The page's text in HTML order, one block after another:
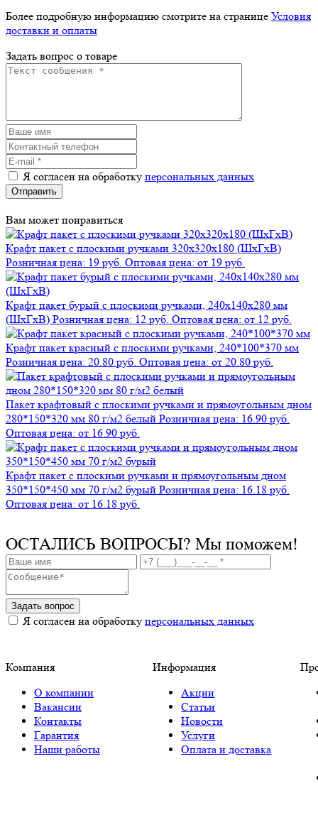
Более подробную информацию смотрите на странице Условия
доставки и оплаты
Задать вопрос о товаре
Я согласен на обработку персональных данных
Отправить
Вам может понравиться
Крафт пакет с плоскими ручками 320х320х180 (ШхГхВ)
Розничная цена: 19 руб. Оптовая цена: от 19 руб.
Крафт пакет бурый с плоскими ручками, 240х140х280 мм
(ШхГхВ) Розничная цена: 12 руб. Оптовая цена: от 12 руб.
Крафт пакет красный с плоскими ручками, 240*100*370 мм
Розничная цена: 20.80 руб. Оптовая цена: от 20.80 руб.
Пакет крафтовый с плоскими ручками и прямоугольным дном
280*150*320 мм 80 г/м2 белый Розничная цена: 16.90 руб.
Оптовая цена: от 16.90 руб.
Крафт пакет с плоскими ручками и прямоугольным дном
350*150*450 мм 70 г/м2 бурый Розничная цена: 16.18 руб.
Оптовая цена: от 16.18 руб.
ОСТАЛИСЬ ВОПРОСЫ? Мы поможем!
Задать вопрос
Я согласен на обработку персональных данных
Компания
О компании
Вакансии
Контакты
Гарантия
Наши работы
Информация
Акции
Статьи
Новости
Услуги
Оплата и доставка